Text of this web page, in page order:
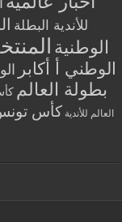
للأندية البطلة
الوطنية
الوطني أ أكابر
بطولة العالم
العالم للأندية كأس